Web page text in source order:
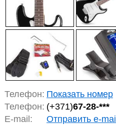
Телефон: Показать номер
Телефон: (+371)67-28-***
E-mail:
Отправить e-mail